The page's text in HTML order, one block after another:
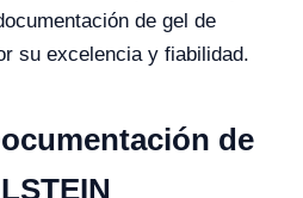
de gel de
su excelencia y fiabilidad.
de